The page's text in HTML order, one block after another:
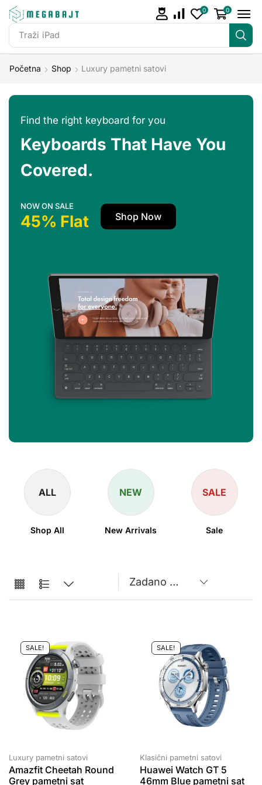
Traži iPad
0 0
Početna Shop Luxury pametni satovi
Find the right keyboard for you
Keyboards That Have You
Covered.
NOW ON SALE
45% Flat Shop Now
ALL
Shop All
NEW
New Arrivals
SALE
Sale
SALE!
Luxury pametni satovi
Amazfit Cheetah Round
Grey pametni sat
SALE!
Klasični pametni satovi
Huawei Watch GT 5
46mm Blue pametni sat